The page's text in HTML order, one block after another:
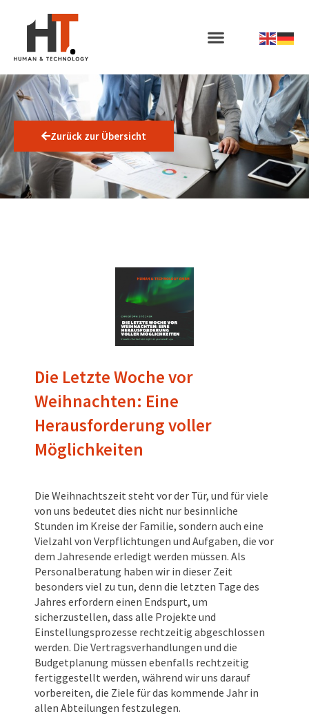
Zurück zur Übersicht
Die Letzte Woche vor
Weihnachten: Eine
Herausforderung voller
Möglichkeiten
Die Weihnachtszeit steht vor der Tür, und für viele
von uns bedeutet dies nicht nur besinnliche
Stunden im Kreise der Familie, sondern auch eine
Vielzahl von Verpflichtungen und Aufgaben, die vor
dem Jahresende erledigt werden müssen. Als
Personalberatung haben wir in dieser Zeit
besonders viel zu tun, denn die letzten Tage des
Jahres erfordern einen Endspurt, um
sicherzustellen, dass alle Projekte und
Einstellungsprozesse rechtzeitig abgeschlossen
werden. Die Vertragsverhandlungen und die
Budgetplanung müssen ebenfalls rechtzeitig
fertiggestellt werden, während wir uns darauf
vorbereiten, die Ziele für das kommende Jahr in
allen Abteilungen festzulegen.